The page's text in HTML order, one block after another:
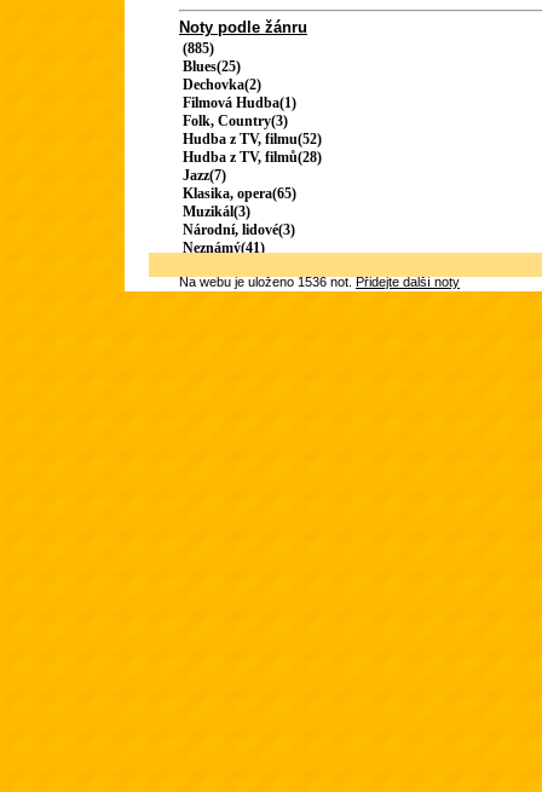
Noty podle žánru
(885)
Blues(25)
Dechovka(2)
Filmová Hudba(1)
Folk, Country(3)
Hudba z TV, filmu(52)
Hudba z TV, filmů(28)
Jazz(7)
Klasika, opera(65)
Muzikál(3)
Národní, lidové(3)
Neznámý(41)
Na webu je uloženo 1536 not.Přidejte další noty